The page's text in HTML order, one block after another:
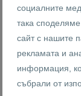
Кота 0
Преди
Акт 14
Акт 15
Акт 16
социалните
така
сайт с нашите
рекламата и
информация,
събрали от